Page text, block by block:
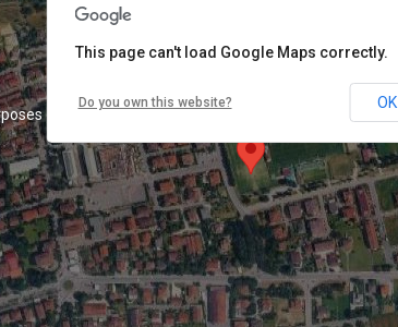
For development purposes only
only
This page can't load Google Maps correctly.
Do you own this website? OK